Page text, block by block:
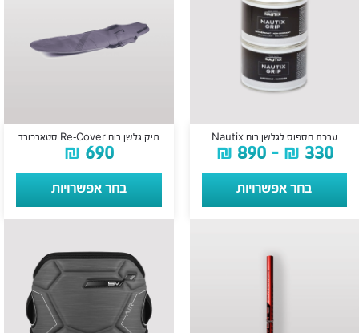
ערכת חספוס לגלשן רוח Nautix
₪ 330
–
₪ 890
בחר אפשרויות
תיק גלשן רוח Re-Cover סטארבורד
₪ 690
בחר אפשרויות